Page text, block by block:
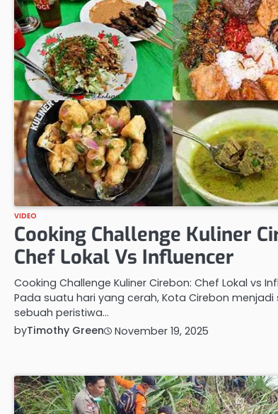
VIDEO
Cooking Challenge Kuliner
Chef Lokal Vs Influencer
Cooking Challenge Kuliner Cirebon: Chef Lokal vs
Pada suatu hari yang cerah, Kota Cirebon menjadi
sebuah peristiwa…
byTimothy Green November 19, 2025